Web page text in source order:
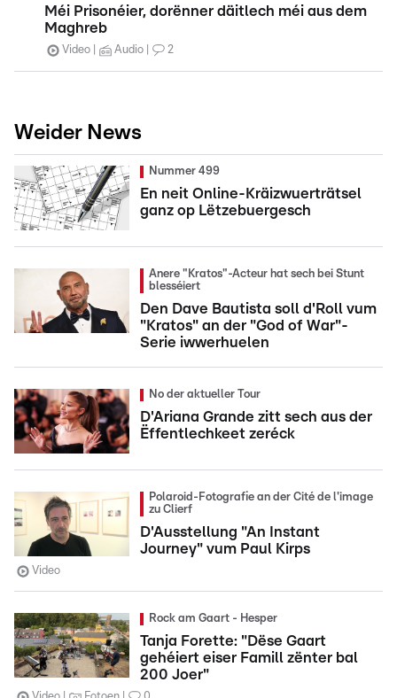
Méi Prisonéier, dorënner däitlech méi aus dem
Maghreb
Video Audio 2
Weider News
Nummer 499
En neit Online-Kräizwuerträtsel
ganz op Lëtzebuergesch
Anere "Kratos"-Acteur hat sech bei Stunt
blesséiert
Den Dave Bautista soll d'Roll vum
"Kratos" an der "God of War"-
Serie iwwerhuelen
No der aktueller Tour
D'Ariana Grande zitt sech aus der
Ëffentlechkeet zeréck
Polaroid-Fotografie an der Cité de l'image
zu Clierf
D'Ausstellung "An Instant
Journey" vum Paul Kirps
Video
Rock am Gaart - Hesper
Tanja Forette: "Dëse Gaart
gehéiert eiser Famill zënter bal
200 Joer"